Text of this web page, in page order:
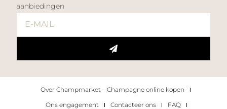
aanbiedingen
Over Champmarket – Champagne online kopen
Ons engagement
Contacteer ons
FAQ